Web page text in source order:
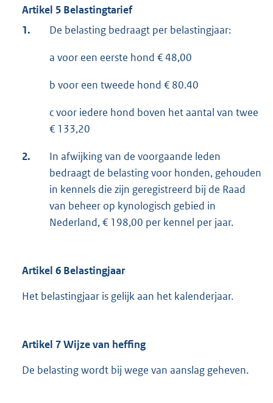
Artikel 5 Belastingtarief
1.
De belasting bedraagt per belastingjaar:
a voor een eerste hond € 48,00
b voor een tweede hond € 80.40
c voor iedere hond boven het aantal van twee
€ 133,20
2.
In afwijking van de voorgaande leden
bedraagt de belasting voor honden, gehouden
in kennels die zijn geregistreerd bij de Raad
van beheer op kynologisch gebied in
Nederland, € 198,00 per kennel per jaar.
Artikel 6 Belastingjaar
Het belastingjaar is gelijk aan het kalenderjaar.
Artikel 7 Wijze van heffing
De belasting wordt bij wege van aanslag geheven.